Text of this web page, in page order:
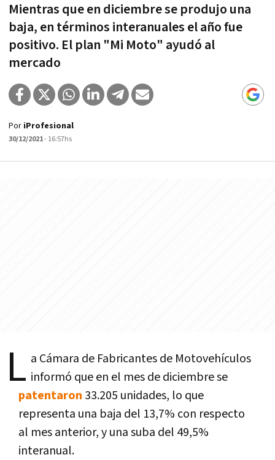
Mientras que en diciembre se produjo una
baja, en términos interanuales el año fue
positivo. El plan "Mi Moto" ayudó al
mercado
Por iProfesional
30/12/2021- 16:57hs
L a Cámara de Fabricantes de Motovehículos
informó que en el mes de diciembre se
patentaron 33.205 unidades, lo que
representa una baja del 13,7% con respecto
al mes anterior, y una suba del 49,5%
interanual.